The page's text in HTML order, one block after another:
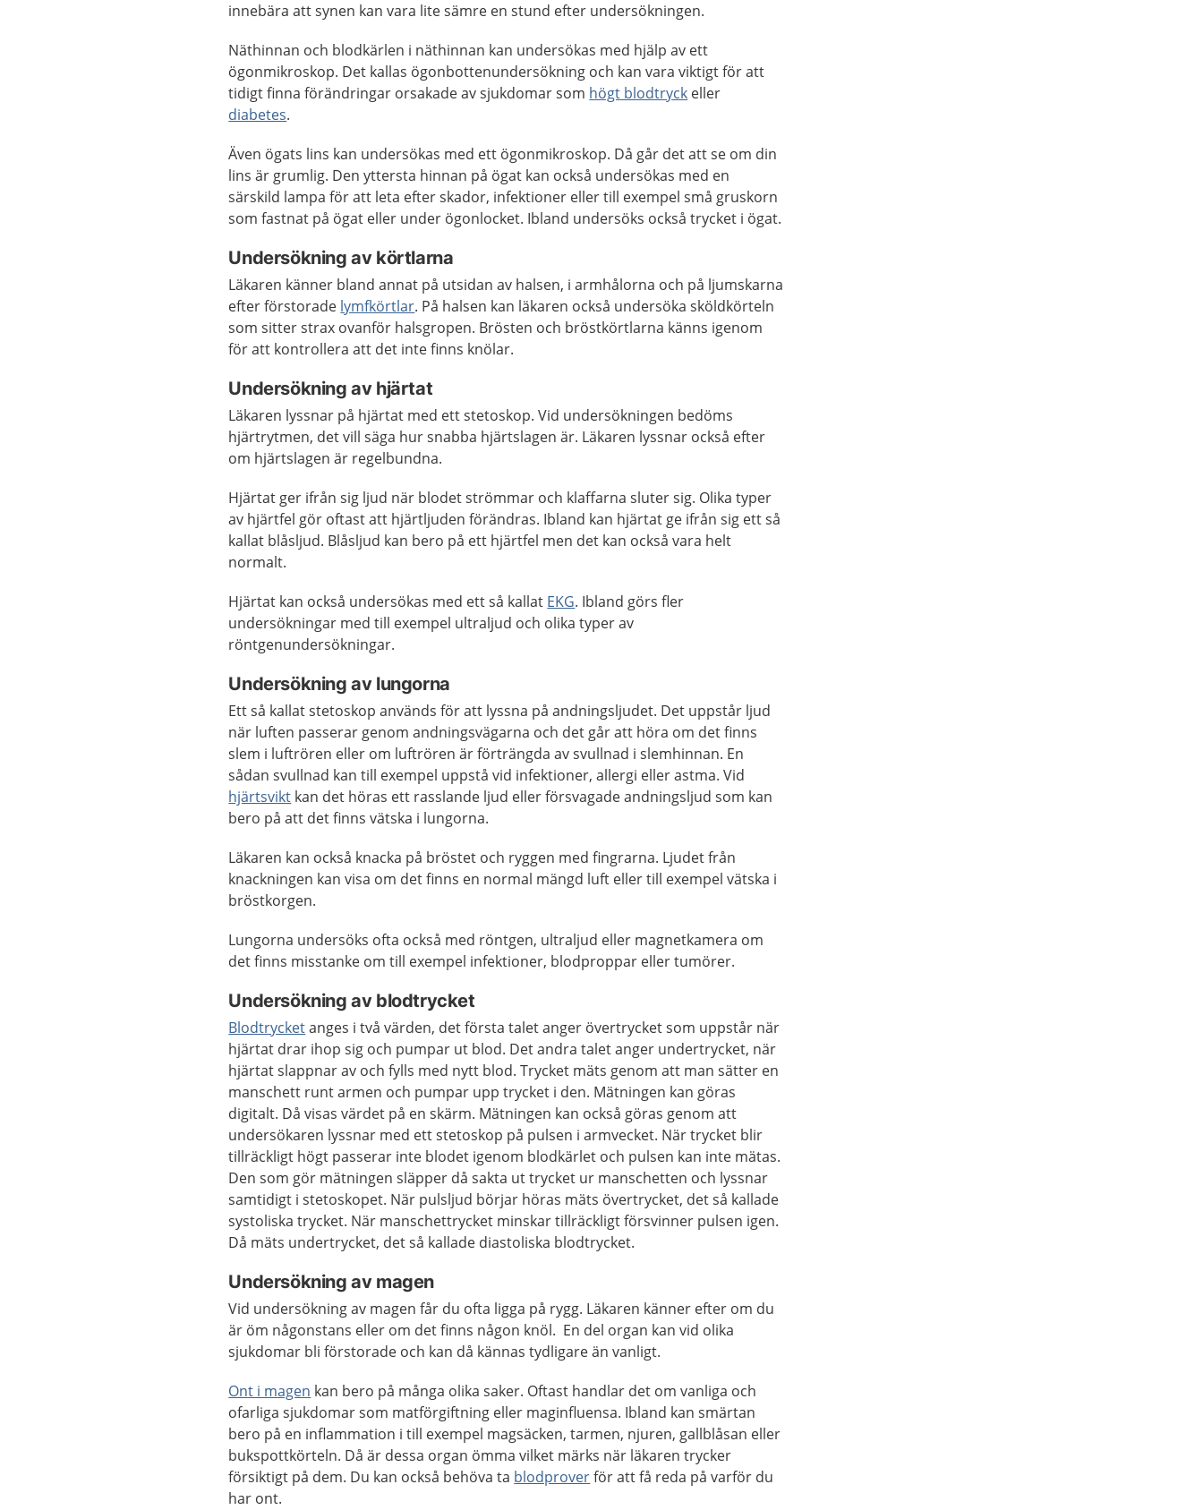
innebära att synen kan vara lite sämre en stund efter undersökningen.
Näthinnan och blodkärlen i näthinnan kan undersökas med hjälp av ett
ögonmikroskop. Det kallas ögonbottenundersökning och kan vara viktigt för att
tidigt finna förändringar orsakade av sjukdomar som högt blodtryck eller
diabetes.
Även ögats lins kan undersökas med ett ögonmikroskop. Då går det att se om din
lins är grumlig. Den yttersta hinnan på ögat kan också undersökas med en
särskild lampa för att leta efter skador, infektioner eller till exempel små gruskorn
som fastnat på ögat eller under ögonlocket. Ibland undersöks också trycket i ögat.
Undersökning av körtlarna
Läkaren känner bland annat på utsidan av halsen, i armhålorna och på ljumskarna
efter förstorade lymfkörtlar. På halsen kan läkaren också undersöka sköldkörteln
som sitter strax ovanför halsgropen. Brösten och bröstkörtlarna känns igenom
för att kontrollera att det inte finns knölar.
Undersökning av hjärtat
Läkaren lyssnar på hjärtat med ett stetoskop. Vid undersökningen bedöms
hjärtrytmen, det vill säga hur snabba hjärtslagen är. Läkaren lyssnar också efter
om hjärtslagen är regelbundna.
Hjärtat ger ifrån sig ljud när blodet strömmar och klaffarna sluter sig. Olika typer
av hjärtfel gör oftast att hjärtljuden förändras. Ibland kan hjärtat ge ifrån sig ett så
kallat blåsljud. Blåsljud kan bero på ett hjärtfel men det kan också vara helt
normalt.
Hjärtat kan också undersökas med ett så kallat EKG. Ibland görs fler
undersökningar med till exempel ultraljud och olika typer av
röntgenundersökningar.
Undersökning av lungorna
Ett så kallat stetoskop används för att lyssna på andningsljudet. Det uppstår ljud
när luften passerar genom andningsvägarna och det går att höra om det finns
slem i luftrören eller om luftrören är förträngda av svullnad i slemhinnan. En
sådan svullnad kan till exempel uppstå vid infektioner, allergi eller astma. Vid
hjärtsvikt kan det höras ett rasslande ljud eller försvagade andningsljud som kan
bero på att det finns vätska i lungorna.
Läkaren kan också knacka på bröstet och ryggen med fingrarna. Ljudet från
knackningen kan visa om det finns en normal mängd luft eller till exempel vätska i
bröstkorgen.
Lungorna undersöks ofta också med röntgen, ultraljud eller magnetkamera om
det finns misstanke om till exempel infektioner, blodproppar eller tumörer.
Undersökning av blodtrycket
Blodtrycketanges i två värden, det första talet anger övertrycket som uppstår när
hjärtat drar ihop sig och pumpar ut blod. Det andra talet anger undertrycket, när
hjärtat slappnar av och fylls med nytt blod. Trycket mäts genom att man sätter en
manschett runt armen och pumpar upp trycket i den. Mätningen kan göras
digitalt. Då visas värdet på en skärm. Mätningen kan också göras genom att
undersökaren lyssnar med ett stetoskop på pulsen i armvecket. När trycket blir
tillräckligt högt passerar inte blodet igenom blodkärlet och pulsen kan inte mätas.
Den som gör mätningen släpper då sakta ut trycket ur manschetten och lyssnar
samtidigt i stetoskopet. När pulsljud börjar höras mäts övertrycket, det så kallade
systoliska trycket. När manschettrycket minskar tillräckligt försvinner pulsen igen.
Då mäts undertrycket, det så kallade diastoliska blodtrycket.
Undersökning av magen
Vid undersökning av magen får du ofta ligga på rygg. Läkaren känner efter om du
är öm någonstans eller om det finns någon knöl. En del organ kan vid olika
sjukdomar bli förstorade och kan då kännas tydligare än vanligt.
Ont i magen kan bero på många olika saker. Oftast handlar det om vanliga och
ofarliga sjukdomar som matförgiftning eller maginfluensa. Ibland kan smärtan
bero på en inflammation i till exempel magsäcken, tarmen, njuren, gallblåsan eller
bukspottkörteln. Då är dessa organ ömma vilket märks när läkaren trycker
försiktigt på dem. Du kan också behöva ta blodproverför att få reda på varför du
har ont.